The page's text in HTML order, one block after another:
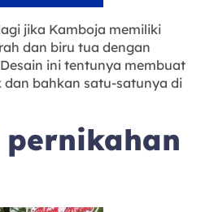
jika Kamboja memiliki
dan biru tua dengan
ini tentunya membuat
dan bahkan satu-satunya di